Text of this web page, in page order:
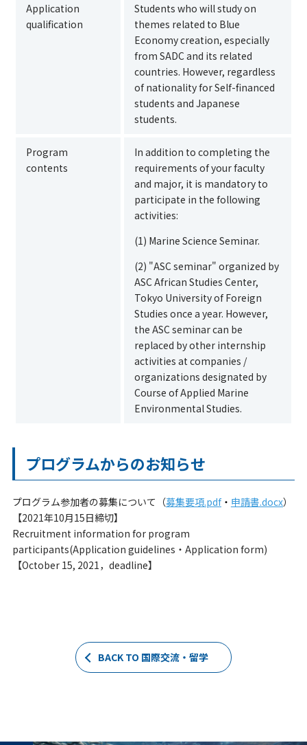
Application
qualification
Students who will study on
themes related to Blue
Economy creation, especially
from SADC and its related
countries. However, regardless
of nationality for Self-financed
students and Japanese
students.
Program
contents
In addition to completing the
requirements of your faculty
and major, it is mandatory to
participate in the following
activities:
(1) Marine Science Seminar.
(2) "ASC seminar" organized by
ASC African Studies Center,
Tokyo University of Foreign
Studies once a year. However,
the ASC seminar can be
replaced by other internship
activities at companies /
organizations designated by
Course of Applied Marine
Environmental Studies.
プログラムからのお知らせ
プログラム参加者の募集について（募集要項.pdf・ 申請書.docx）
【2021年10月15日締切】
Recruitment information for program
participants(Application guidelines・Application form)
【October 15, 2021，deadline】
BACK TO 国際交流・留学